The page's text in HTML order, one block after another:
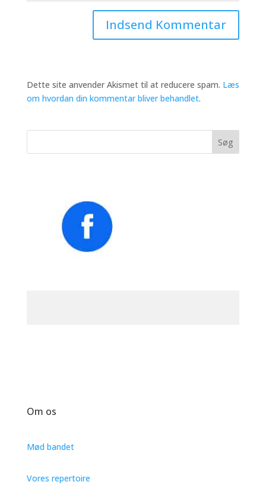
Dette site anvender Akismet til at reducere spam. Læs
om hvordan din kommentar bliver behandlet.
Klik for at acceptere markedsføring cookies og aktivere
Om os
Mød bandet
Vores repertoire